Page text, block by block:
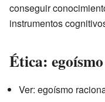
conseguir
instrumentos
Ética:
Ver: egoísmo